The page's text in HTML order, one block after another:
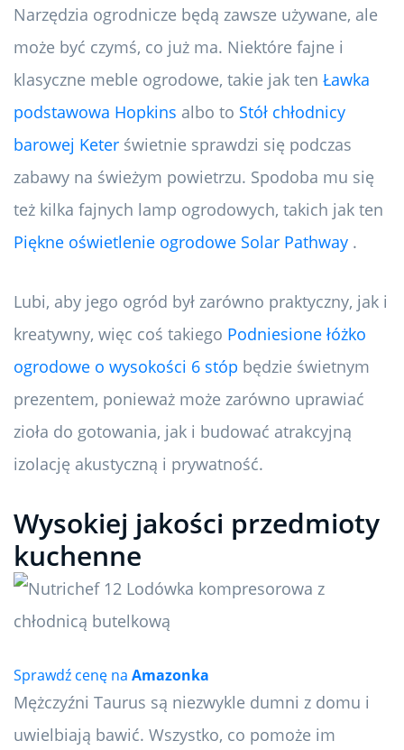
Narzędzia ogrodnicze będą zawsze używane, ale
może być czymś, co już ma. Niektóre fajne i
klasyczne meble ogrodowe, takie jak ten Ławka
podstawowa Hopkins albo to Stół chłodnicy
barowej Keter świetnie sprawdzi się podczas
zabawy na świeżym powietrzu. Spodoba mu się
też kilka fajnych lamp ogrodowych, takich jak ten
Piękne oświetlenie ogrodowe Solar Pathway .
Lubi, aby jego ogród był zarówno praktyczny, jak i
kreatywny, więc coś takiego Podniesione łóżko
ogrodowe o wysokości 6 stóp będzie świetnym
prezentem, ponieważ może zarówno uprawiać
zioła do gotowania, jak i budować atrakcyjną
izolację akustyczną i prywatność.
Wysokiej jakości przedmioty
kuchenne
Sprawdź cenę na Amazonka
Mężczyźni Taurus są niezwykle dumni z domu i
uwielbiają bawić. Wszystko, co pomoże im